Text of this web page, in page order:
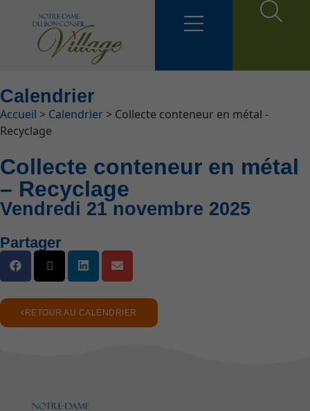
Calendrier
Fil d'Ariane
Accueil > Calendrier > Collecte conteneur en métal -
Recyclage
Collecte conteneur en métal
– Recyclage
Vendredi 21 novembre 2025
Partager
RETOUR AU CALENDRIER